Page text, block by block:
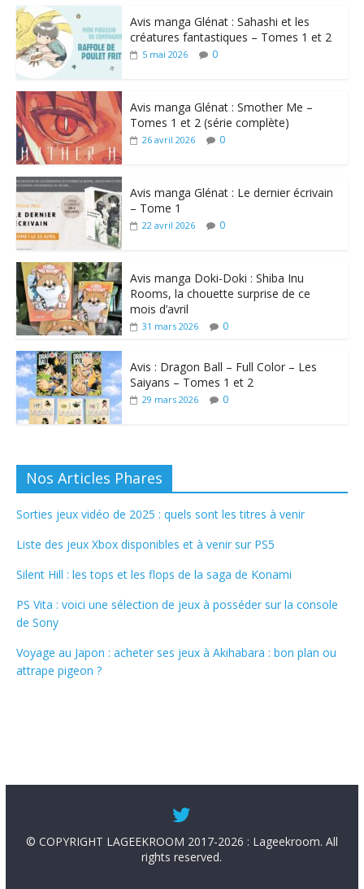
Avis manga Glénat : Sahashi et les
créatures fantastiques – Tomes 1 et 2
5 mai 2026 0
Avis manga Glénat : Smother Me –
Tomes 1 et 2 (série complète)
26 avril 2026 0
Avis manga Glénat : Le dernier écrivain
– Tome 1
22 avril 2026 0
Avis manga Doki-Doki : Shiba Inu
Rooms, la chouette surprise de ce
mois d’avril
31 mars 2026 0
Avis : Dragon Ball – Full Color – Les
Saiyans – Tomes 1 et 2
29 mars 2026 0
Nos Articles Phares
Sorties jeux vidéo de 2025 : quels sont les titres à venir
Liste des jeux Xbox disponibles et à venir sur PS5
Silent Hill : les tops et les flops de la saga de Konami
PS Vita : voici une sélection de jeux à posséder sur la console
de Sony
Voyage au Japon : acheter ses jeux à Akihabara : bon plan ou
attrape pigeon ?
© COPYRIGHT LAGEEKROOM 2017-2026 : Lageekroom. All
rights reserved.